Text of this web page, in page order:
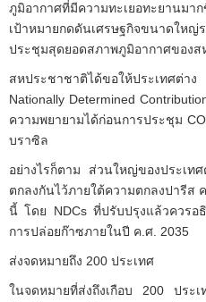
ภูมิอากาศที่มีความทะเยอทะยานม
เป้าหมายกดดันเศรษฐกิจขนาดใหญ่
ประชุมสุดยอดสภาพภูมิอากาศของ
สหประชาชาติได้ขอให้ประเทศต่
Nationally Determined
ความพยายามได้ก่อนการประชุม
บราซิล
อย่างไรก็ตาม ส่วนใหญ่ของประเท
ตกลงกันไว้ภายใต้ความตกลงปารีส
นี้ โดย NDCs ที่ปรับปรุงแล้วควรอ
การปล่อยก๊าซภายในปี ค.ศ. 2035
ส่งจดหมายถึง 200 ประเทศ
ในจดหมายที่ส่งถึงเกือบ 200 ปร